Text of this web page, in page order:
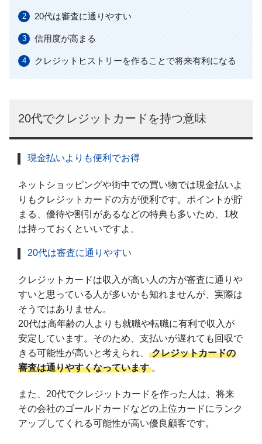
20代は審査に通りやすい
信用度が高まる
クレジットヒストリーを作ることで将来有利になる
20代でクレジットカードを持つ意味
現金払いよりも便利でお得
ネットショッピングや街中での買い物では現金払いよ
りもクレジットカードの方が便利です。ポイントが貯
まる、優待や割引があるなどの特典も多いため、1枚
は持っておくといいですよ。
20代は審査に通りやすい
クレジットカードは収入が高い人の方が審査に通りや
すいと思っている人が多いかも知れませんが、実際は
そうではありません。
20代は高年齢の人よりも就職や転職に有利で収入が
安定しています。そのため、支払いが遅れても回収で
きる可能性が高いと考えられ、 クレジットカードの
審査は通りやすくなっています 。
また、20代でクレジットカードを作った人は、将来
その会社のゴールドカードなどの上位カードにランク
アップしてくれる可能性が高い優良顧客です。